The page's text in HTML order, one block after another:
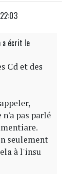
a écrit le
Cd et des
pas parlé
seulement
à l'insu